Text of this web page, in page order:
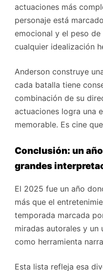
actuaciones más
personaje está
emocional y el peso
cualquier idealización
Anderson construye
cada batalla tiene
combinación de su
actuaciones logra una
memorable. Es cine
Conclusión: un
grandes
El 2025 fue un año
más que el
temporada marcada
miradas autorales y
como herramienta
Esta lista refleja esa